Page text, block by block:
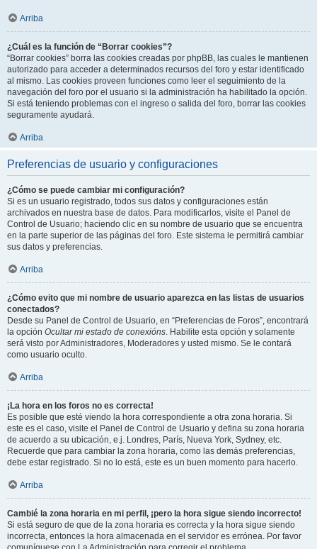
Arriba
¿Cuál es la función de “Borrar cookies”?
“Borrar cookies” borra las cookies creadas por phpBB, las cuales le mantienen
autorizado para acceder a determinados recursos del foro y estar identificado
al mismo. Las cookies proveen funciones como leer el seguimiento de la
navegación del foro por el usuario si la administración ha habilitado la opción.
Si está teniendo problemas con el ingreso o salida del foro, borrar las cookies
seguramente ayudará.
Arriba
Preferencias de usuario y configuraciones
¿Cómo se puede cambiar mi configuración?
Si es un usuario registrado, todos sus datos y configuraciones están
archivados en nuestra base de datos. Para modificarlos, visite el Panel de
Control de Usuario; haciendo clic en su nombre de usuario que se encuentra
en la parte superior de las páginas del foro. Este sistema le permitirá cambiar
sus datos y preferencias.
Arriba
¿Cómo evito que mi nombre de usuario aparezca en las listas de usuarios
conectados?
Desde su Panel de Control de Usuario, en “Preferencias de Foros”, encontrará
la opción Ocultar mi estado de conexións. Habilite esta opción y solamente
será visto por Administradores, Moderadores y usted mismo. Se le contará
como usuario oculto.
Arriba
¡La hora en los foros no es correcta!
Es posible que esté viendo la hora correspondiente a otra zona horaria. Si
este es el caso, visite el Panel de Control de Usuario y defina su zona horaria
de acuerdo a su ubicación, e.j. Londres, París, Nueva York, Sydney, etc.
Recuerde que para cambiar la zona horaria, como las demás preferencias,
debe estar registrado. Si no lo está, este es un buen momento para hacerlo.
Arriba
Cambié la zona horaria en mi perfil, ¡pero la hora sigue siendo incorrecto!
Si está seguro de que de la zona horaria es correcta y la hora sigue siendo
incorrecta, entonces la hora almacenada en el servidor es errónea. Por favor